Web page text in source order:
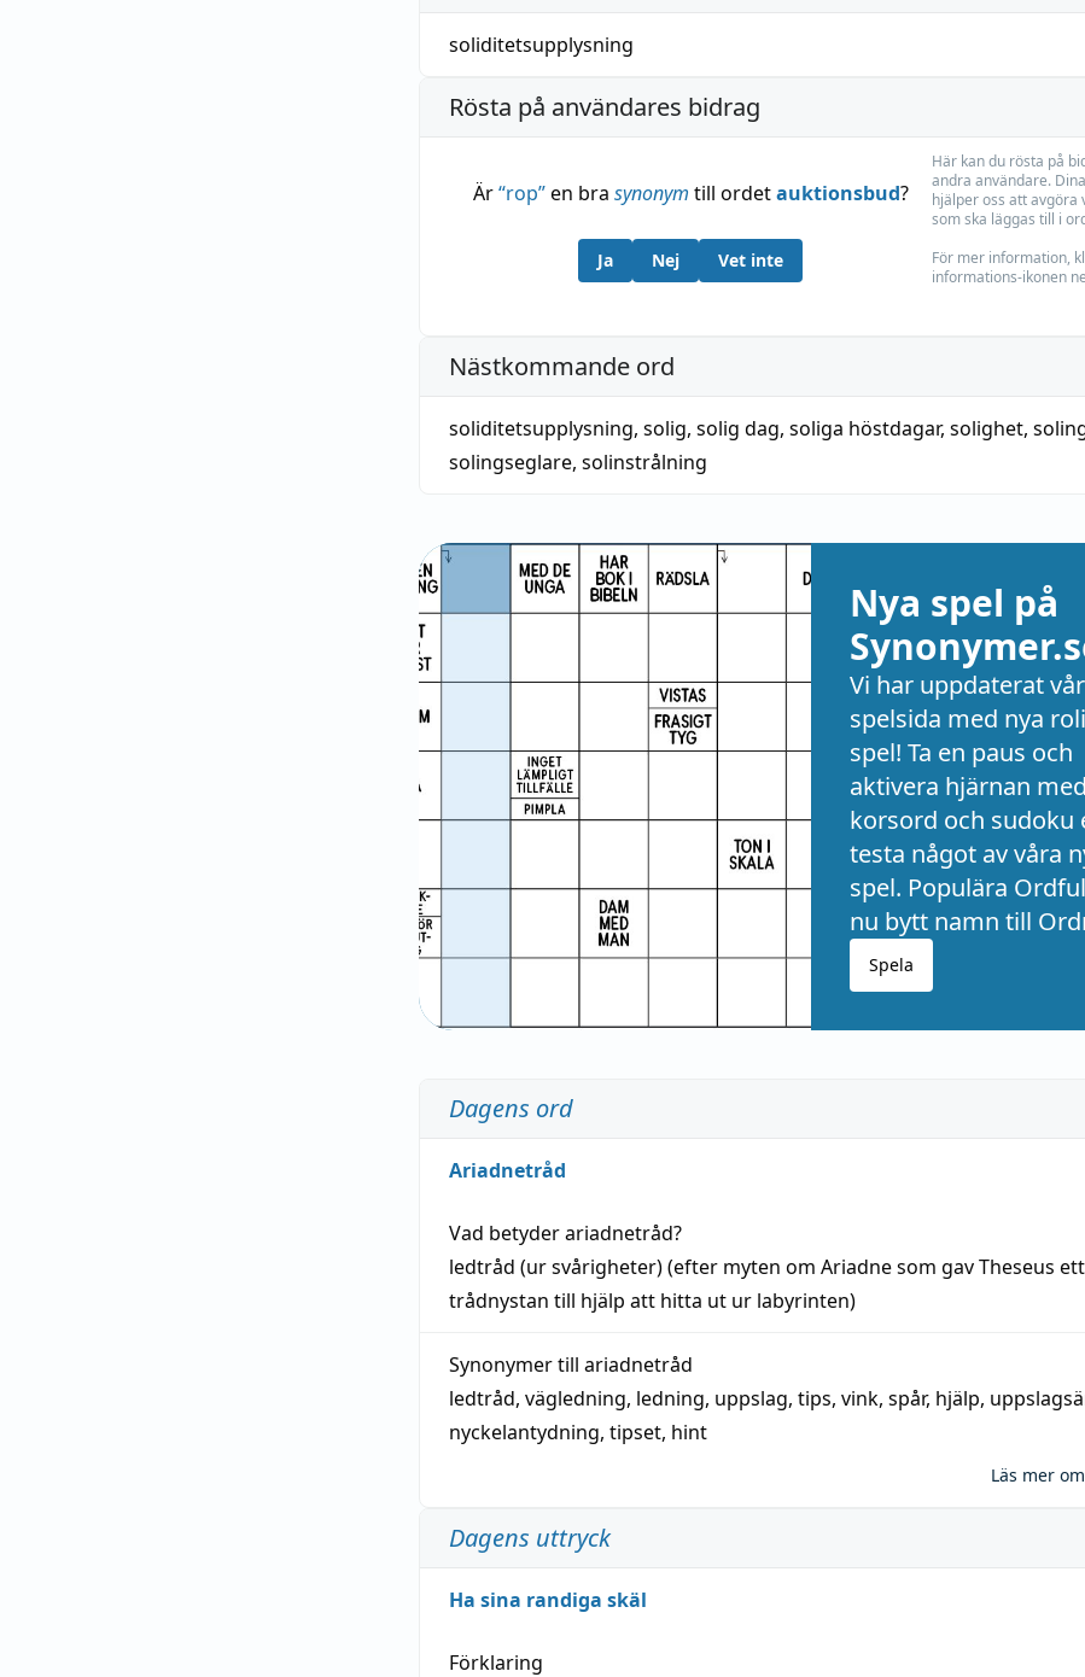
soliditetsupplysning
Rösta på användares bidrag
Är“rop”en bra synonym till ordetauktionsbud?
Ja Nej Vet inte
Här kan du rösta på
andra användare.
hjälper oss att avgöra
som ska läggas till i
För mer information,
informations-ikonen
Nästkommande ord
soliditetsupplysning, solig, solig dag, soliga höstdagar, solighet,
solingseglare, solinstrålning
Nya spel på
Vi har uppdaterat vår
spelsida med nya
spel! Ta en paus och
aktivera hjärnan med
korsord och sudoku
testa något av våra
spel. Populära
nu bytt namn till
Spela
Dagens ord
Ariadnetråd
Vad betyderariadnetråd?
ledtråd (ur svårigheter) (efter myten om Ariadne som gav Theseus ett
trådnystan till hjälp att hitta ut ur labyrinten)
Synonymer till ariadnetråd
ledtråd, vägledning, ledning, uppslag, tips, vink, spår, hjälp,
nyckelantydning, tipset, hint
Läs mer
Dagens uttryck
Ha sina randiga skäl
Förklaring